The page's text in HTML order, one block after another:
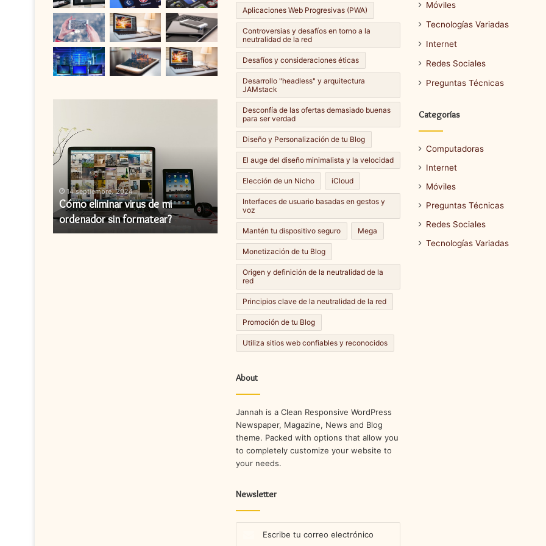
virus
de
mi
ordenador
formatear?
14 septiembre، 2024
Cómo eliminar virus de mi
ordenador sin formatear?
Cómo
instalar
actualización
firmware?
14 septiembre، 2024
Cómo instalar una actualización de
firmware?
Cómo
una
de
pantalla
diferentes
dispositivos?
Cómo hacer una captura de
pantalla en diferentes
dispositivos?
Aplicaciones Web Progresivas (PWA)
Controversias y desafíos en torno a la
neutralidad de la red
Desafíos y consideraciones éticas
Desarrollo "headless" y arquitectura
JAMstack
Desconfía de las ofertas demasiado buenas
para ser verdad
Diseño y Personalización de tu Blog
El auge del diseño minimalista y la velocidad
Elección de un Nicho iCloud
Interfaces de usuario basadas en gestos y
voz
Mantén tu dispositivo seguro Mega
Monetización de tu Blog
Origen y definición de la neutralidad de la
red
Principios clave de la neutralidad de la red
Promoción de tu Blog
Utiliza sitios web confiables y reconocidos
About
Jannah is a Clean Responsive WordPress
Newspaper, Magazine, News and Blog
theme. Packed with options that allow you
to completely customize your website to
your needs.
Newsletter
Móviles
Tecnologías Variadas
Internet
Redes Sociales
Preguntas Técnicas
Categorías
Computadoras
Internet
Móviles
Preguntas Técnicas
Redes Sociales
Tecnologías Variadas